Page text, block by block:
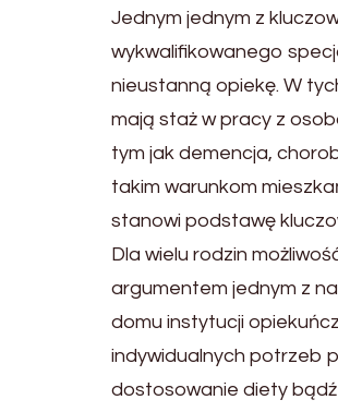
Jednym jednym z
wykwalifikowanego
nieustanną opiekę. W
mają staż w pracy z
tym jak demencja,
takim warunkom
stanowi podstawę
Dla wielu rodzin
argumentem jednym z
domu instytucji
indywidualnych potrzeb
dostosowanie diety